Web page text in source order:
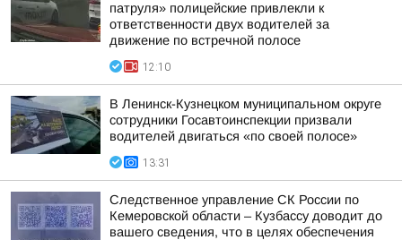
патруля» полицейские привлекли к
ответственности двух водителей за
движение по встречной полосе
12:10
В Ленинск-Кузнецком муниципальном округе
сотрудники Госавтоинспекции призвали
водителей двигаться «по своей полосе»
13:31
Следственное управление СК России по
Кемеровской области – Кузбассу доводит до
вашего сведения, что в целях обеспечения